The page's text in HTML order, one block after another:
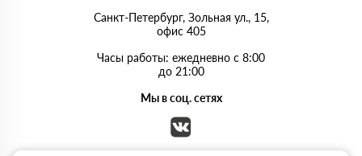
Санкт-Петербург, Зольная ул., 15,
офис 405
Часы работы: ежедневно с 8:00
до 21:00
Мы в соц. сетях